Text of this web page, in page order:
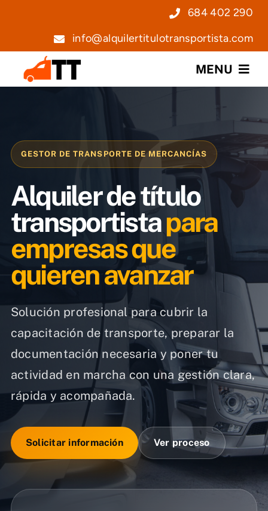
684 402 290
info@alquilertitulotransportista.com
MENU
Servicios
Noticias
Contacto
GESTOR DE TRANSPORTE DE MERCANCÍAS
Alquiler de título
transportistapara
empresas que
quieren avanzar
Solución profesional para cubrir la
capacitación de transporte, preparar la
documentación necesaria y poner tu
actividad en marcha con una gestión clara,
rápida y acompañada.
Solicitar información Ver proceso